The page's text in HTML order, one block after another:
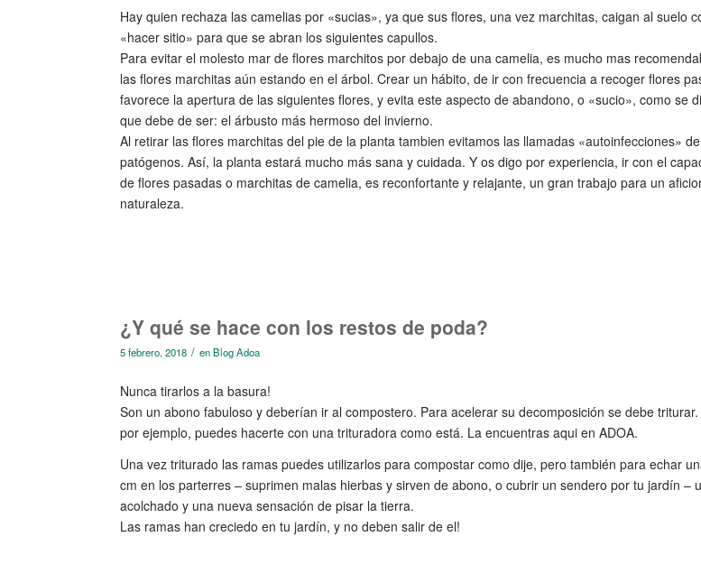
Hay quien rechaza las camelias por «sucias», ya que sus flores, una vez marchitas, caigan al suelo
«hacer sitio» para que se abran los siguientes capullos.
Para evitar el molesto mar de flores marchitos por debajo de una camelia, es mucho mas
las flores marchitas aún estando en el árbol. Crear un hábito, de ir con frecuencia a recoger flores
favorece la apertura de las siguientes flores, y evita este aspecto de abandono, o «sucio», como se
que debe de ser: el árbusto más hermoso del invierno.
Al retirar las flores marchitas del pie de la planta tambien evitamos las llamadas «autoinfecciones»
patógenos. Así, la planta estará mucho más sana y cuidada. Y os digo por experiencia, ir con el
de flores pasadas o marchitas de camelia, es reconfortante y relajante, un gran trabajo para un
naturaleza.
¿Y qué se hace con los restos de poda?
5 febrero, 2018 / enBlog Adoa
Nunca tirarlos a la basura!
Son un abono fabuloso y deberían ir al compostero. Para acelerar su decomposición se debe
por ejemplo, puedes hacerte con una trituradora como está. La encuentras aqui en ADOA.
Una vez triturado las ramas puedes utilizarlos para compostar como dije, pero también para echar
cm en los parterres – suprimen malas hierbas y sirven de abono, o cubrir un sendero por tu jardín –
acolchado y una nueva sensación de pisar la tierra.
Las ramas han creciedo en tu jardín, y no deben salir de el!